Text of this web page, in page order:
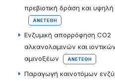
πρεβιοτική δράση και
ΑΝΕΤΈΘΗ
Ενζυμική απορρόφηση CO2
αλκανολαμινών και
αμινοξέων
ΑΝΕΤΈΘΗ
Παραγωγή καινοτόμων